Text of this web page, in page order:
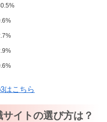
はこちら
サイトの選び方は？